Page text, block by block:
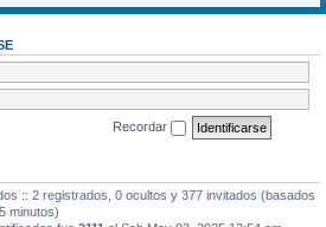
Recordar
:: 2 registrados, 0 ocultos y 377 invitados (basados
minutos)